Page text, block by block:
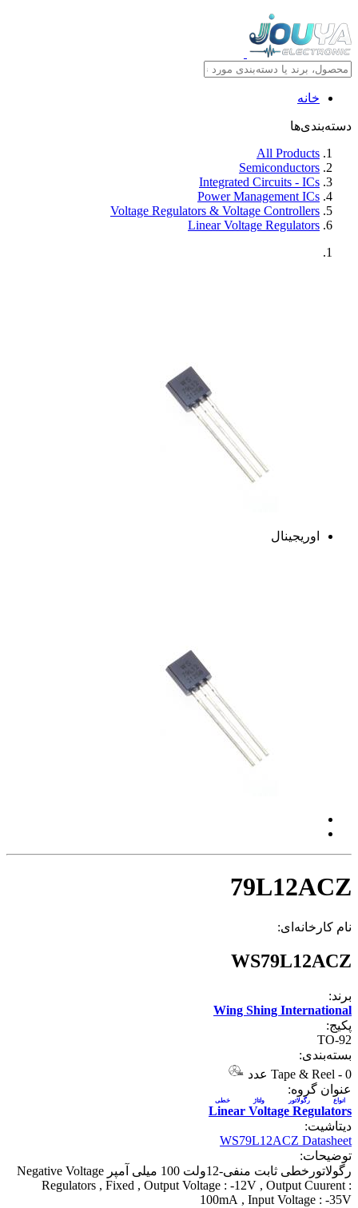
خانه
دسته‌بندی‌ها
All Products
Semiconductors
Integrated Circuits - ICs
Power Management ICs
Voltage Regulators & Voltage Controllers
Linear Voltage Regulators
اوریجینال
79L12ACZ
نام کارخانه‌ای:
WS79L12ACZ
برند:
Wing Shing International
پکیج:
TO-92
بسته‌بندی:
Tape & Reel - 0 عدد
عنوان گروه:
Linear Voltage Regulators
انواع رگولاتور ولتاژ خطی
دیتاشیت:
WS79L12ACZ Datasheet
توضیحات:
رگولاتورخطی ثابت منفی-12ولت 100 میلی آمپر Negative Voltage
Regulators , Fixed , Output Voltage : -12V , Output Cuurent :
100mA , Input Voltage : -35V